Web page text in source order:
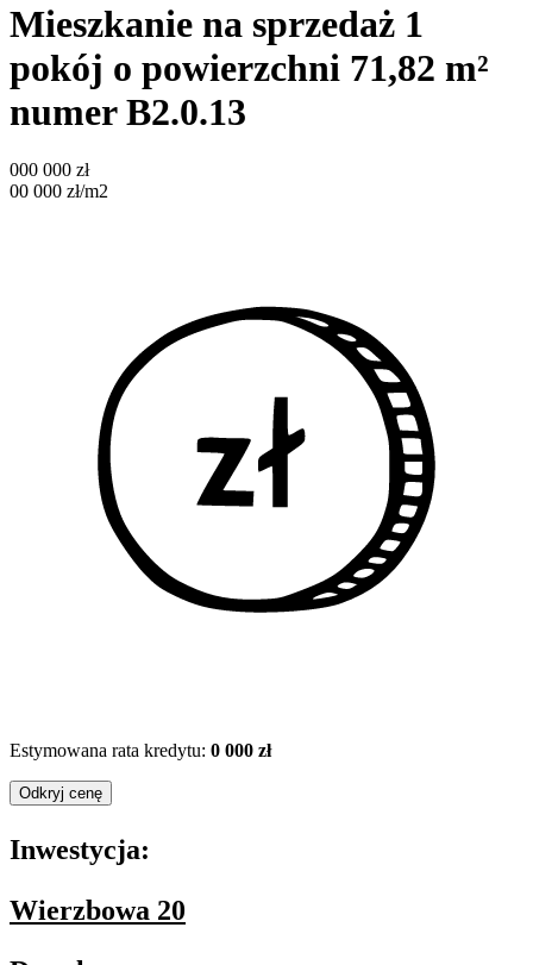
Mieszkanie na sprzedaż 1
pokój o powierzchni 71,82 m²
numer B2.0.13
000 000 zł
00 000 zł/m2
Estymowana rata kredytu: 0 000 zł
Odkryj cenę
Inwestycja:
Wierzbowa 20